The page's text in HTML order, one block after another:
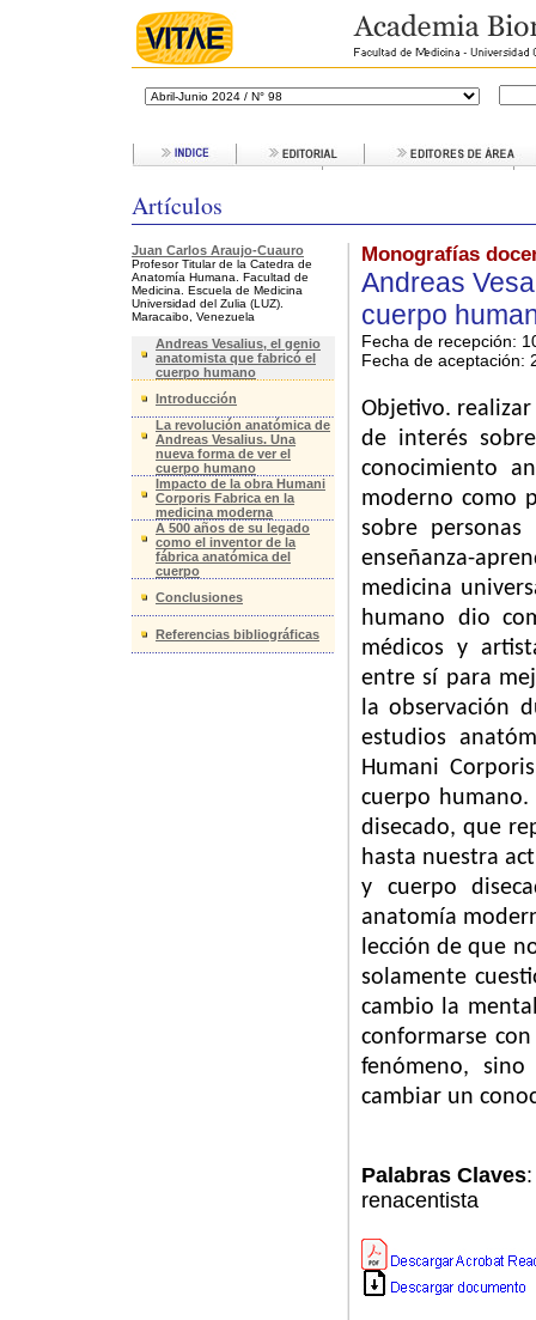
Artículos
Juan Carlos Araujo-Cuauro
Profesor Titular de la Catedra de
Anatomía Humana. Facultad de
Medicina. Escuela de Medicina
Universidad del Zulia (LUZ).
Maracaibo, Venezuela
Andreas Vesalius, el genio
anatomista que fabricó el
cuerpo humano
Introducción
La revolución anatómica de
Andreas Vesalius. Una
nueva forma de ver el
cuerpo humano
Impacto de la obra Humani
Corporis Fabrica en la
medicina moderna
A 500 años de su legado
como el inventor de la
fábrica anatómica del
cuerpo
Conclusiones
Referencias bibliográficas
Monografías
Andreas
cuerpo
Fecha de recepción:
Fecha de aceptación:
Objetivo.
de interés
conocimiento
moderno como
sobre
enseñanza-
medicina
humano dio
médicos y
entre sí para
la observación
estudios
Humani
cuerpo
disecado, que
hasta nuestra
y cuerpo
anatomía
lección de que
solamente
cambio la
conformarse
fenómeno,
cambiar un
Palabras Claves
renacentista